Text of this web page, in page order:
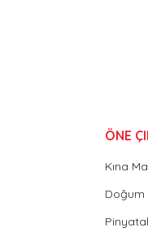
ÖNE
Kına
Doğum